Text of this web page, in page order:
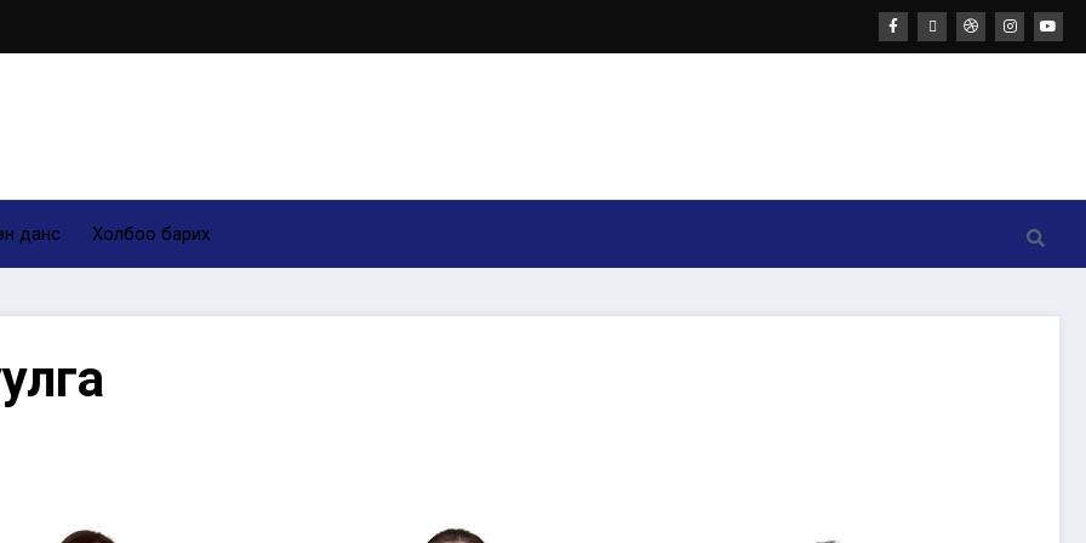
данс Холбоо барих